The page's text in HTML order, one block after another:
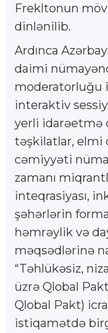
Frekltonun
dinlənilib.
Ardınca
daimi
moderatorluğu
interaktiv
yerli idarəetmə
təşkilatlar, elmi
cəmiyyəti
zamanı
inteqrasiyası,
şəhərlərin
həmrəylik və
məqsədlərinə
“Təhlükəsiz,
üzrə Qlobal
Qlobal Pakt)
istiqamətdə